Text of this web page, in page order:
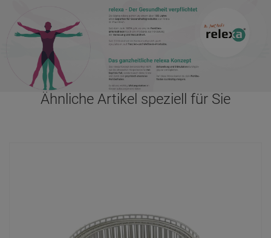
Ähnliche Artikel speziell für Sie